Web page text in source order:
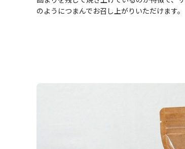
のようにつまんでお召し上がりいただけます。